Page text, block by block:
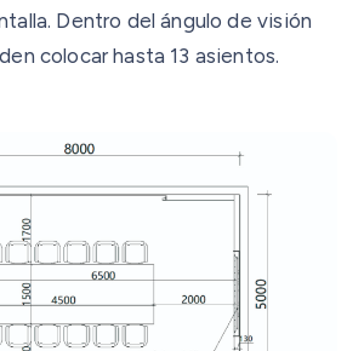
Dentro del ángulo de visión
colocar hasta 13 asientos.